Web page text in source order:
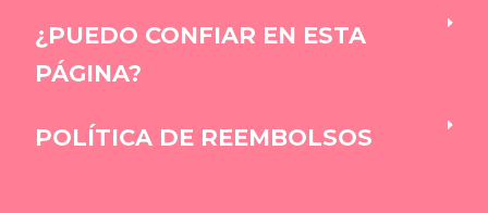
¿PUEDO CONFIAR EN ESTA
PÁGINA?
POLÍTICA DE REEMBOLSOS